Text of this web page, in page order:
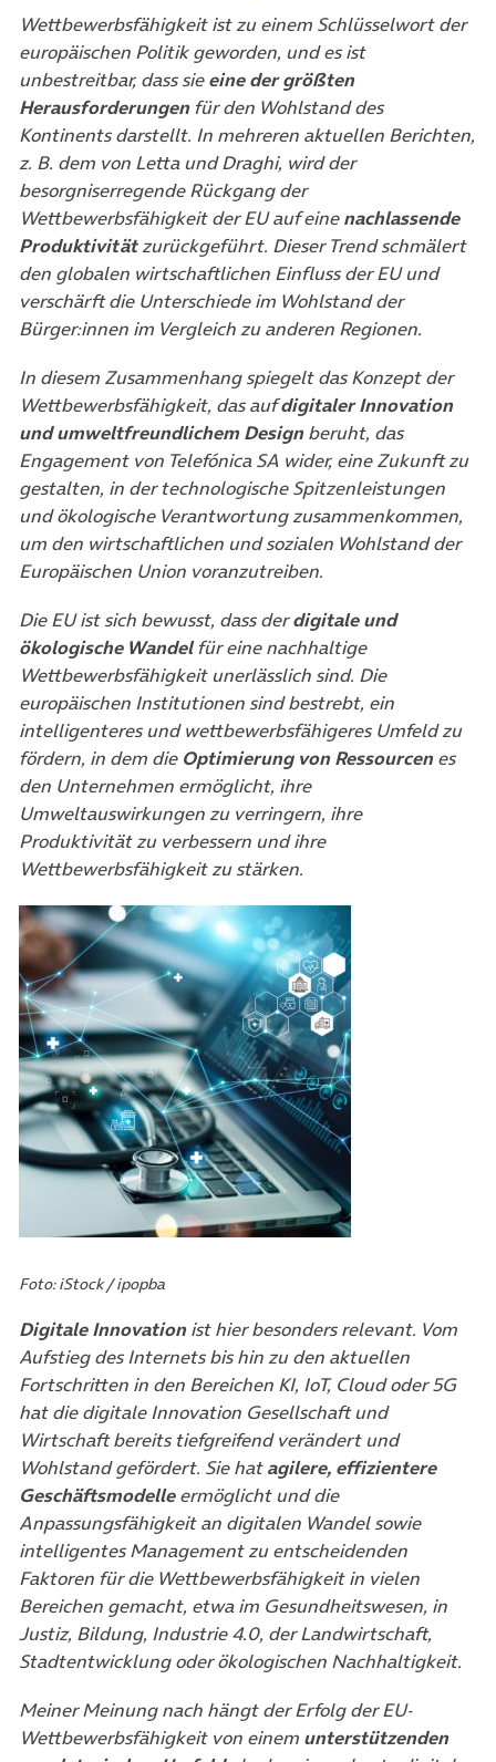
Wettbewerbsfähigkeit ist zu einem Schlüsselwort der
europäischen Politik geworden, und es ist
unbestreitbar, dass sieeine der größten
Herausforderungenfür den Wohlstand des
Kontinents darstellt. In mehreren aktuellen Berichten,
z. B. dem von Letta und Draghi, wird der
besorgniserregende Rückgang der
Wettbewerbsfähigkeit der EU auf einenachlassende
Produktivitätzurückgeführt. Dieser Trend schmälert
den globalen wirtschaftlichen Einfluss der EU und
verschärft die Unterschiede im Wohlstand der
Bürger:innen im Vergleich zu anderen Regionen.
In diesem Zusammenhang spiegelt das Konzept der
Wettbewerbsfähigkeit, das aufdigitaler Innovation
und umweltfreundlichem Designberuht, das
Engagement von Telefónica SA wider, eine Zukunft zu
gestalten, in der technologische Spitzenleistungen
und ökologische Verantwortung zusammenkommen,
um den wirtschaftlichen und sozialen Wohlstand der
Europäischen Union voranzutreiben.
Die EU ist sich bewusst, dass derdigitale und
ökologische Wandelfür eine nachhaltige
Wettbewerbsfähigkeit unerlässlich sind. Die
europäischen Institutionen sind bestrebt, ein
intelligenteres und wettbewerbsfähigeres Umfeld zu
fördern, in dem die Optimierung von Ressourcenes
den Unternehmen ermöglicht, ihre
Umweltauswirkungen zu verringern, ihre
Produktivität zu verbessern und ihre
Wettbewerbsfähigkeit zu stärken.
Foto: iStock / ipopba
Digitale Innovationist hier besonders relevant. Vom
Aufstieg des Internets bis hin zu den aktuellen
Fortschritten in den Bereichen KI, IoT, Cloud oder 5G
hat die digitale Innovation Gesellschaft und
Wirtschaft bereits tiefgreifend verändert und
Wohlstand gefördert. Sie hatagilere, effizientere
Geschäftsmodelleermöglicht und die
Anpassungsfähigkeit an digitalen Wandel sowie
intelligentes Management zu entscheidenden
Faktoren für die Wettbewerbsfähigkeit in vielen
Bereichen gemacht, etwa im Gesundheitswesen, in
Justiz, Bildung, Industrie 4.0, der Landwirtschaft,
Stadtentwicklung oder ökologischen Nachhaltigkeit.
Meiner Meinung nach hängt der Erfolg der EU-
Wettbewerbsfähigkeit von einem unterstützenden